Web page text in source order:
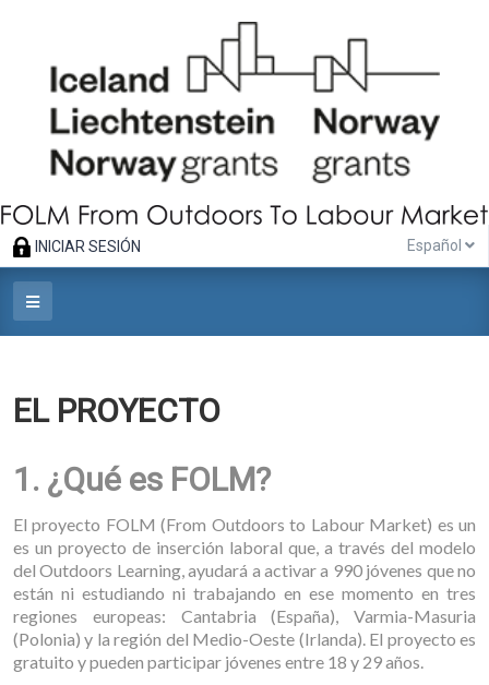
INICIAR SESIÓN Español
EL PROYECTO
1. ¿Qué es FOLM?
El proyecto FOLM (From Outdoors to Labour Market) es un
es un proyecto de inserción laboral que, a través del modelo
del Outdoors Learning, ayudará a activar a 990 jóvenes que no
están ni estudiando ni trabajando en ese momento en tres
regiones europeas: Cantabria (España), Varmia-Masuria
(Polonia) y la región del Medio-Oeste (Irlanda). El proyecto es
gratuito y pueden participar jóvenes entre 18 y 29 años.